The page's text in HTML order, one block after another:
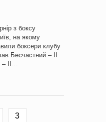
з боксу
на якому
боксери клубу
Бесчастний – ІІ
– ІІ…
3